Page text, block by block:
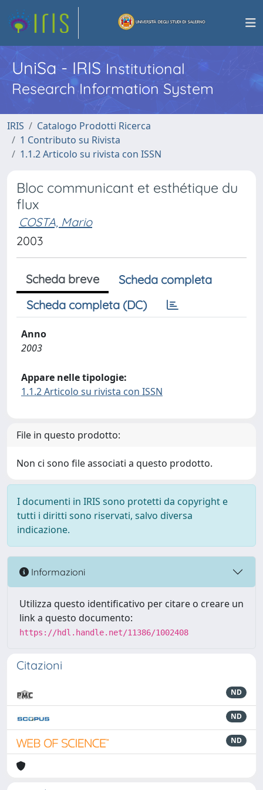
UniSa - IRISInstitutional
Research Information System
IRIS
Catalogo Prodotti Ricerca
1 Contributo su Rivista
1.1.2 Articolo su rivista con ISSN
Bloc communicant et esthétique du
flux
COSTA, Mario
2003
Scheda breve
Scheda completa
Scheda completa (DC)
Anno
2003
Appare nelle tipologie:
1.1.2 Articolo su rivista con ISSN
File in questo prodotto:
Non ci sono file associati a questo prodotto.
I documenti in IRIS sono protetti da copyright e
tutti i diritti sono riservati, salvo diversa
indicazione.
Informazioni
Utilizza questo identificativo per citare o creare un
link a questo documento:
https://hdl.handle.net/11386/1002408
Citazioni
ND
ND
ND